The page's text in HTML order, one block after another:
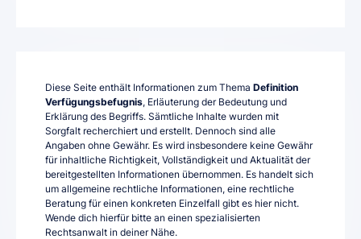
Diese Seite enthält Informationen zum Thema Definition
Verfügungsbefugnis, Erläuterung der Bedeutung und
Erklärung des Begriffs. Sämtliche Inhalte wurden mit
Sorgfalt recherchiert und erstellt. Dennoch sind alle
Angaben ohne Gewähr. Es wird insbesondere keine Gewähr
für inhaltliche Richtigkeit, Vollständigkeit und Aktualität der
bereitgestellten Informationen übernommen. Es handelt sich
um allgemeine rechtliche Informationen, eine rechtliche
Beratung für einen konkreten Einzelfall gibt es hier nicht.
Wende dich hierfür bitte an einen spezialisierten
Rechtsanwalt in deiner Nähe.